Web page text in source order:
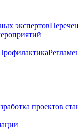
экспертов
проектов